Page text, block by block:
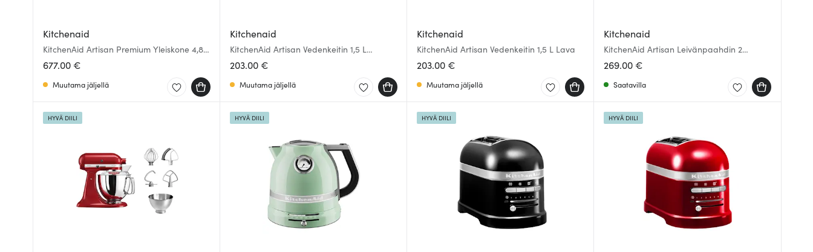
Kitchenaid
KitchenAid Artisan Premium Yleiskone 4,8 L
Pebble Palm
677.00 €
Muutama jäljellä
Kitchenaid
KitchenAid Artisan Vedenkeitin 1,5 L
Kandeerattu omena
203.00 €
Muutama jäljellä
Kitchenaid
KitchenAid Artisan Vedenkeitin 1,5 L Lava
203.00 €
Muutama jäljellä
Kitchenaid
KitchenAid Artisan Leivänpaahdin 2
viipaletta Kerma
269.00 €
Saatavilla
HYVÄ DIILI HYVÄ DIILI HYVÄ DIILI HYVÄ DIILI